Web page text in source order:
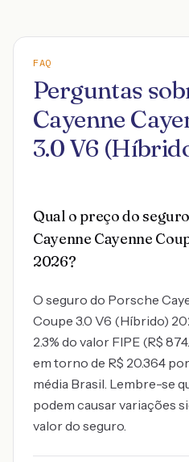
FAQ
Perguntas
Cayenne
3.0 V6
Qual o preço do
Cayenne Cayenne
2026?
O seguro do Porsche
Coupe 3.0 V6 (Híbrido)
2.3% do valor FIPE (R$
em torno de R$ 20.364 por
média Brasil. Lembre-se
podem causar variações
valor do seguro.